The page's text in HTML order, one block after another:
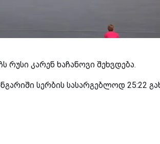
რუსი კარენ ხაჩანოვი შეხვდება.
სერბის სასარგებლოდ 25:22